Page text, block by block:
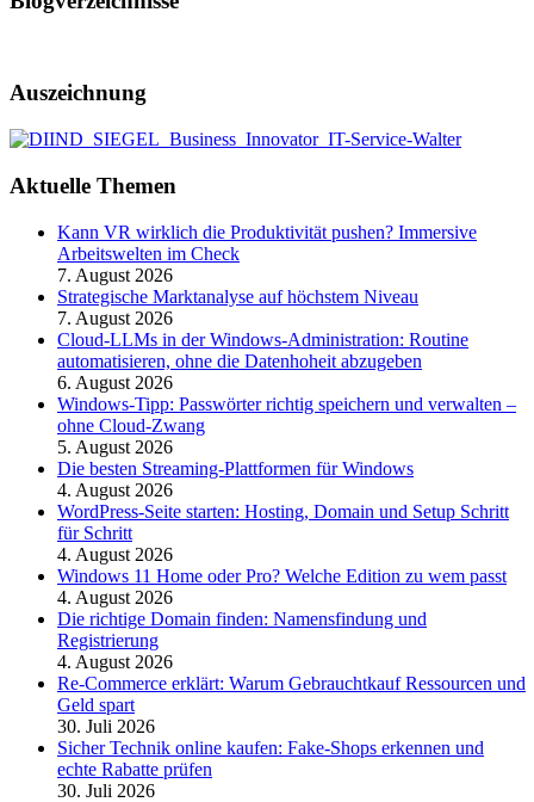
Auszeichnung
Aktuelle Themen
Kann VR wirklich die Produktivität pushen? Immersive
Arbeitswelten im Check
7. August 2026
Strategische Marktanalyse auf höchstem Niveau
7. August 2026
Cloud-LLMs in der Windows-Administration: Routine
automatisieren, ohne die Datenhoheit abzugeben
6. August 2026
Windows-Tipp: Passwörter richtig speichern und verwalten –
ohne Cloud-Zwang
5. August 2026
Die besten Streaming-Plattformen für Windows
4. August 2026
WordPress-Seite starten: Hosting, Domain und Setup Schritt
für Schritt
4. August 2026
Windows 11 Home oder Pro? Welche Edition zu wem passt
4. August 2026
Die richtige Domain finden: Namensfindung und
Registrierung
4. August 2026
Re-Commerce erklärt: Warum Gebrauchtkauf Ressourcen und
Geld spart
30. Juli 2026
Sicher Technik online kaufen: Fake-Shops erkennen und
echte Rabatte prüfen
30. Juli 2026